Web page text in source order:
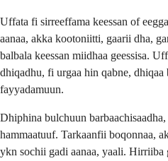
Uffata fi sirreeffama keessan of
aanaa, akka kootoniitti, gaarii dha,
balbala keessan miidhaa geessisa.
dhiqadhu, fi urgaa hin qabne,
fayyadamuun.
Dhiphina bulchuun
hammaatuuf. Tarkaanfii boqonnaa,
ykn sochii gadi aanaa, yaali. Hirriiba